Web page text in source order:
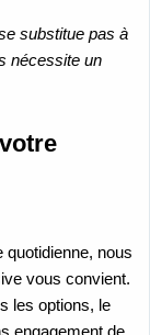
substitue pas à
nécessite un
quotidienne, nous
vous convient.
les options, le
engagement de